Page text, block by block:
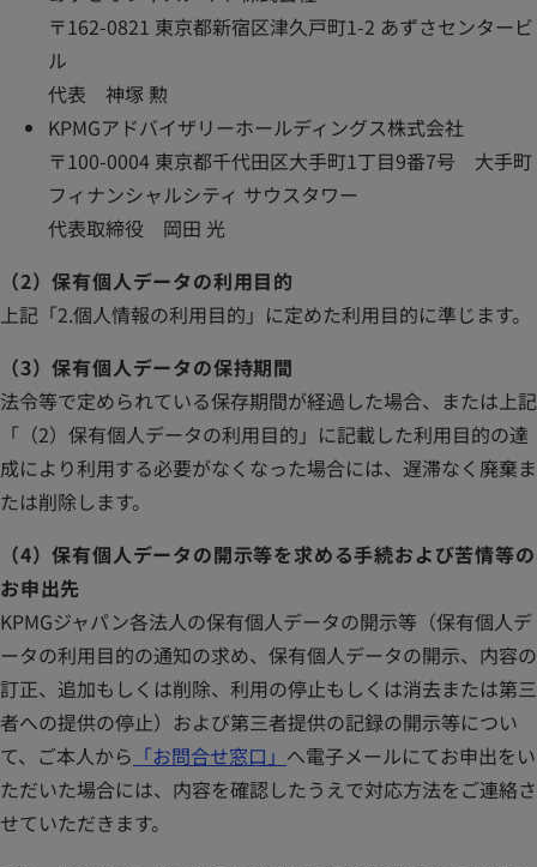
〒162-0821 東京都新宿区津久戸町1-2 あずさセンタービ
ル
代表 神塚 勲
KPMGアドバイザリーホールディングス株式会社
〒100-0004 東京都千代田区大手町1丁目9番7号 大手町
フィナンシャルシティ サウスタワー
代表取締役 岡田 光
（2）保有個人データの利用目的
上記「2.個人情報の利用目的」に定めた利用目的に準じます。
（3）保有個人データの保持期間
法令等で定められている保存期間が経過した場合、または上記
「（2）保有個人データの利用目的」に記載した利用目的の達
成により利用する必要がなくなった場合には、遅滞なく廃棄ま
たは削除します。
（4）保有個人データの開示等を求める手続および苦情等の
お申出先
KPMGジャパン各法人の保有個人データの開示等（保有個人デ
ータの利用目的の通知の求め、保有個人データの開示、内容の
訂正、追加もしくは削除、利用の停止もしくは消去または第三
者への提供の停止）および第三者提供の記録の開示等につい
て、ご本人から 「お問合せ窓口」 へ電子メールにてお申出をい
ただいた場合には、内容を確認したうえで対応方法をご連絡さ
せていただきます。